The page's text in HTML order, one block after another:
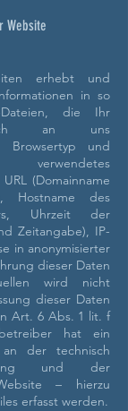
Website
erhebt und
in so
Dateien, die Ihr
an uns
Browsertyp und
verwendetes
URL (Domainname
Hostname des
Uhrzeit der
Zeitangabe), IP-
in anonymisierter
dieser Daten
wird nicht
dieser Daten
Art. 6 Abs. 1 lit. f
hat ein
der technisch
und der
– hierzu
erfasst werden.